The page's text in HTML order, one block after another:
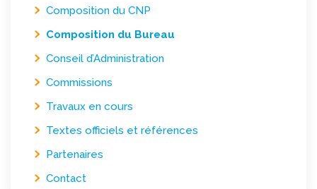
Composition du CNP
Composition du Bureau
Conseil d’Administration
Commissions
Travaux en cours
Textes officiels et références
Partenaires
Contact